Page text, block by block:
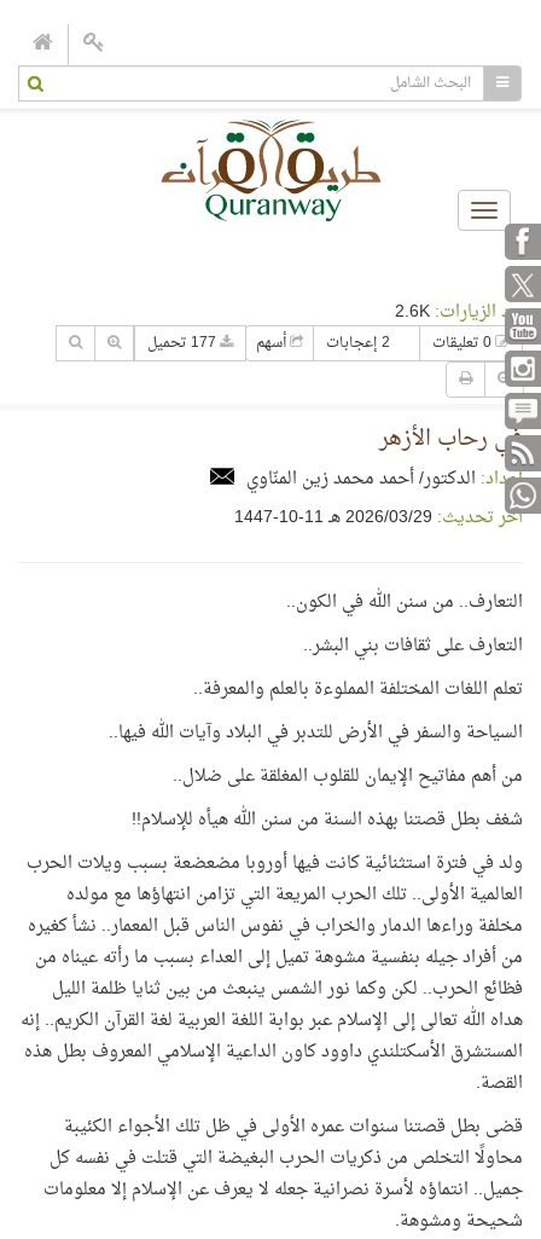
Toggle
navigation
عدد الزيارات:
2 إعجابات أسهم
في رحاب الأزهر
إعداد: الدكتور/ أحمد محمد زين المنّاوي
آخر تحديث: 29‏/03‏/2026 هـ 11-10-1447
التعارف.. من سنن الله في الكون..
التعارف على ثقافات بني البشر..
تعلم اللغات المختلفة المملوءة بالعلم والمعرفة..
السياحة والسفر في الأرض للتدبر في البلاد وآيات الله فيها..
من أهم مفاتيح الإيمان للقلوب المغلقة على ضلال..
شغف بطل قصتنا بهذه السنة من سنن الله هيأه للإسلام!!
ولد في فترة استثنائية كانت فيها أوروبا مضعضعة بسبب ويلات الحرب
العالمية الأولى.. تلك الحرب المريعة التي تزامن انتهاؤها مع مولده
مخلفة وراءها الدمار والخراب في نفوس الناس قبل المعمار.. نشأ كغيره
من أفراد جيله بنفسية مشوهة تميل إلى العداء بسبب ما رأته عيناه من
فظائع الحرب.. لكن وكما نور الشمس ينبعث من بين ثنايا ظلمة الليل
هداه الله تعالى إلى الإسلام عبر بوابة اللغة العربية لغة القرآن الكريم.. إنه
المستشرق الأسكتلندي داوود كاون الداعية الإسلامي المعروف بطل هذه
القصة.
قضى بطل قصتنا سنوات عمره الأولى في ظل تلك الأجواء الكئيبة
محاولًا التخلص من ذكريات الحرب البغيضة التي قتلت في نفسه كل
جميل.. انتماؤه لأسرة نصرانية جعله لا يعرف عن الإسلام إلا معلومات
شحيحة ومشوهة.